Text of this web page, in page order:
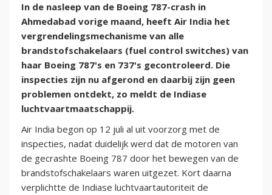
In de nasleep van de Boeing 787-crash in
Ahmedabad vorige maand, heeft Air India het
vergrendelingsmechanisme van alle
brandstofschakelaars (fuel control switches) van
haar Boeing 787's en 737's gecontroleerd. Die
inspecties zijn nu afgerond en daarbij zijn geen
problemen ontdekt, zo meldt de Indiase
luchtvaartmaatschappij.
Air India begon op 12 juli al uit voorzorg met de
inspecties, nadat duidelijk werd dat de motoren van
de gecrashte Boeing 787 door het bewegen van de
brandstofschakelaars waren uitgezet. Kort daarna
verplichtte de Indiase luchtvaartautoriteit de